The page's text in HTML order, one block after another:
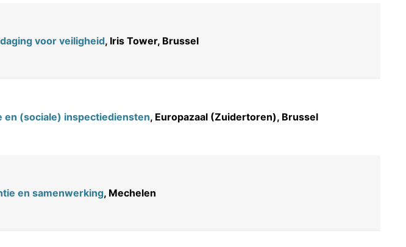
voor veiligheid, Iris Tower, Brussel
(sociale) inspectiediensten, Europazaal (Zuidertoren), Brussel
en samenwerking, Mechelen